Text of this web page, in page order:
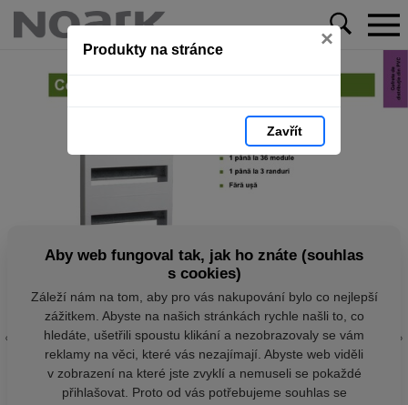
Produkty na stránce ×
Zavřít
Aby web fungoval tak, jak ho znáte (souhlas
s cookies)
Záleží nám na tom, aby pro vás nakupování bylo co nejlepší
zážitkem. Abyste na našich stránkách rychle našli to, co
hledáte, ušetřili spoustu klikání a nezobrazovaly se vám
reklamy na věci, které vás nezajímají. Abyste web viděli
v zobrazení na které jste zvyklí a nemuseli se pokaždé
přihlašovat. Proto od vás potřebujeme souhlas se